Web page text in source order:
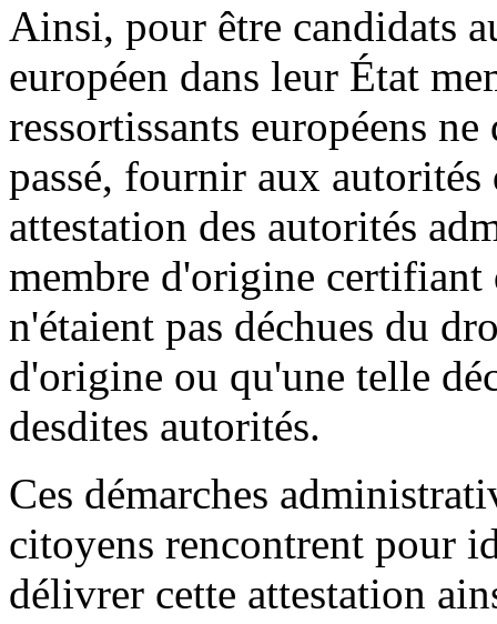
Ainsi, pour être candidats
européen dans leur État
ressortissants européens
passé, fournir aux autorités
attestation des autorités
membre d'origine certifiant
n'étaient pas déchues du
d'origine ou qu'une telle
desdites autorités.
Ces démarches
citoyens rencontrent pour
délivrer cette attestation